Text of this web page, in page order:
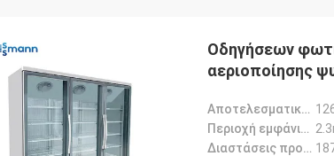
Οδηγήσεων
αεριοποίησης
Αποτελεσματικός όγκος:
Περιοχή εμφάνισης:
Διαστάσεις προϊόντος: